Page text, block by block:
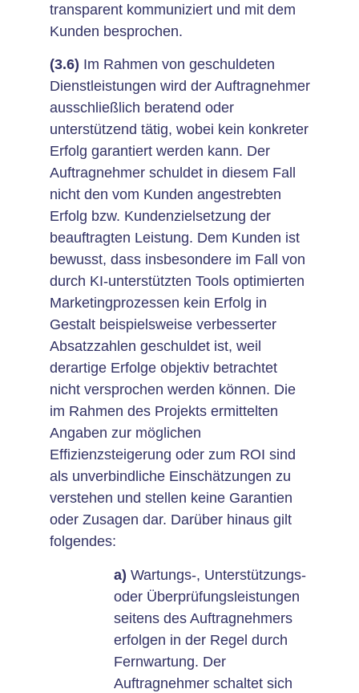
transparent kommuniziert und mit dem
Kunden besprochen.
(3.6) Im Rahmen von geschuldeten
Dienstleistungen wird der Auftragnehmer
ausschließlich beratend oder
unterstützend tätig, wobei kein konkreter
Erfolg garantiert werden kann. Der
Auftragnehmer schuldet in diesem Fall
nicht den vom Kunden angestrebten
Erfolg bzw. Kundenzielsetzung der
beauftragten Leistung. Dem Kunden ist
bewusst, dass insbesondere im Fall von
durch KI-unterstützten Tools optimierten
Marketingprozessen kein Erfolg in
Gestalt beispielsweise verbesserter
Absatzzahlen geschuldet ist, weil
derartige Erfolge objektiv betrachtet
nicht versprochen werden können. Die
im Rahmen des Projekts ermittelten
Angaben zur möglichen
Effizienzsteigerung oder zum ROI sind
als unverbindliche Einschätzungen zu
verstehen und stellen keine Garantien
oder Zusagen dar. Darüber hinaus gilt
folgendes:
a) Wartungs-, Unterstützungs-
oder Überprüfungsleistungen
seitens des Auftragnehmers
erfolgen in der Regel durch
Fernwartung. Der
Auftragnehmer schaltet sich